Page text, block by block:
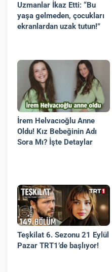
Uzmanlar İkaz Etti: “Bu
yaşa gelmeden, çocukları
ekranlardan uzak tutun!”
İrem Helvacıoğlu Anne
Oldu! Kız Bebeğinin Adı
Sora Mı? İşte Detaylar
Teşkilat 6. Sezonu 21 Eylül
Pazar TRT1’de başlıyor!